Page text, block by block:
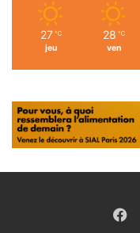
27 ℃
jeu
28 ℃
ven